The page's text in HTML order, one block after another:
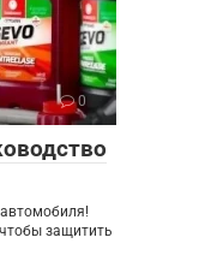
0
защитить